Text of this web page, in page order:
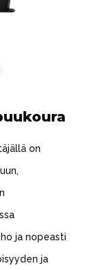
on
ja nopeasti
ja